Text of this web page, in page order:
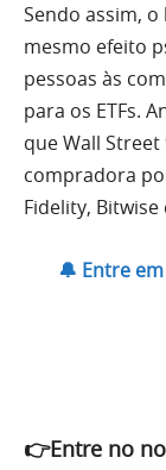
Sendo assim,
mesmo efeito
pessoas às
para os ETFs.
que Wall
compradora
Fidelity, Bitwise
🔔 Entre
👉Entre no